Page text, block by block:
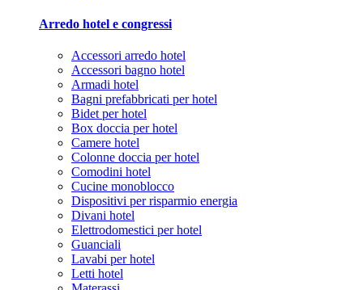
Arredo hotel e congressi
Accessori arredo hotel
Accessori bagno hotel
Armadi hotel
Bagni prefabbricati per hotel
Bidet per hotel
Box doccia per hotel
Camere hotel
Colonne doccia per hotel
Comodini hotel
Cucine monoblocco
Dispositivi per risparmio energia
Divani hotel
Elettrodomestici per hotel
Guanciali
Lavabi per hotel
Letti hotel